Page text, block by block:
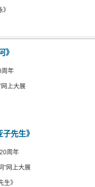
》
周年
网上大展
先生》
周年
”网上大展
生》